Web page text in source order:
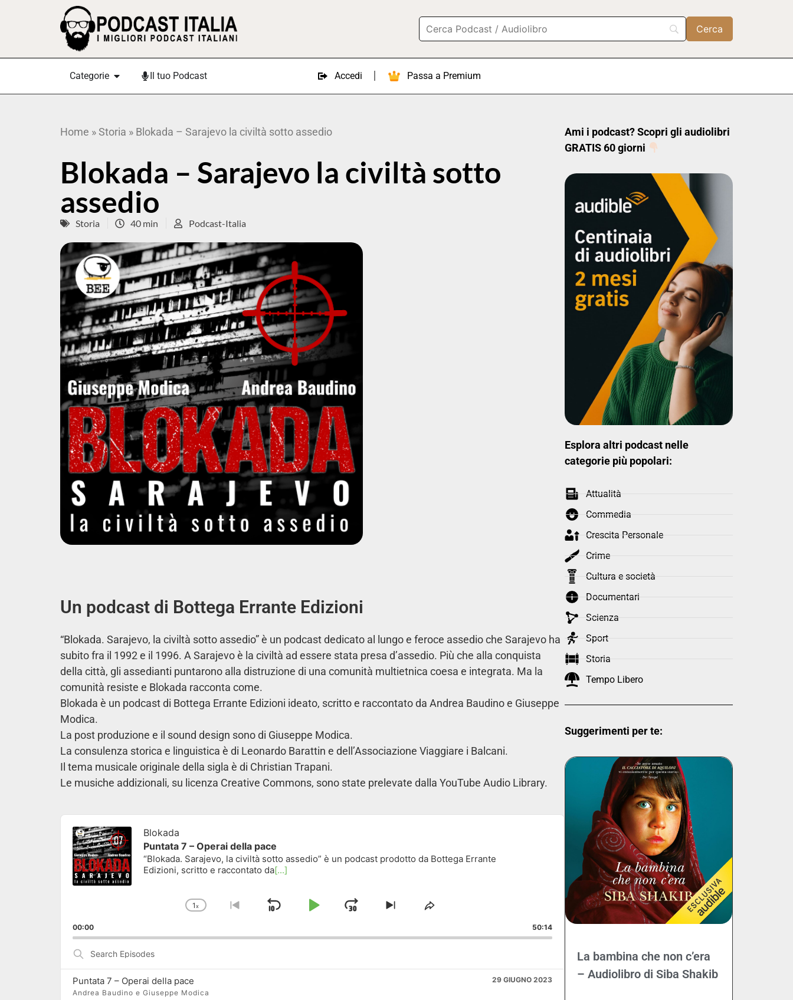
Categorie Il tuo Podcast Accedi Passa a Premium
Home »Storia » Blokada – Sarajevo la civiltà sotto assedio
Blokada – Sarajevo la civiltà sotto
assedio
Storia 40 min Podcast-Italia
Un podcast di Bottega Errante Edizioni
“Blokada. Sarajevo, la civiltà sotto assedio” è un podcast dedicato al lungo e feroce assedio che Sarajevo ha
subito fra il 1992 e il 1996. A Sarajevo è la civiltà ad essere stata presa d’assedio. Più che alla conquista
della città, gli assedianti puntarono alla distruzione di una comunità multietnica coesa e integrata. Ma la
comunità resiste e Blokada racconta come.
Blokada è un podcast di Bottega Errante Edizioni ideato, scritto e raccontato da Andrea Baudino e Giuseppe
Modica.
La post produzione e il sound design sono di Giuseppe Modica.
La consulenza storica e linguistica è di Leonardo Barattin e dell’Associazione Viaggiare i Balcani.
Il tema musicale originale della sigla è di Christian Trapani.
Le musiche addizionali, su licenza Creative Commons, sono state prelevate dalla YouTube Audio Library.
Audio
Player
Blokada
Puntata 7 – Operai della pace
“Blokada. Sarajevo, la civiltà sotto assedio” è un podcast prodotto da Bottega Errante
Edizioni, scritto e raccontato da[...]
Change Playback Rate
1x Go to previous episode
Skip Backward
Play Pause
Jump Forward
Skip to next episode
Share This Episode
00:00 50:14
Episodes
Puntata 7 – Operai della pace
29 GIUGNO 2023
Andrea Baudino e Giuseppe Modica
Ami i podcast? Scopri gli audiolibri
GRATIS 60 giorni
Esplora altri podcast nelle
categorie più popolari:
Attualità
Commedia
Crescita Personale
Crime
Cultura e società
Documentari
Scienza
Sport
Storia
Tempo Libero
Suggerimenti per te:
La bambina che non c’era
– Audiolibro di Siba Shakib